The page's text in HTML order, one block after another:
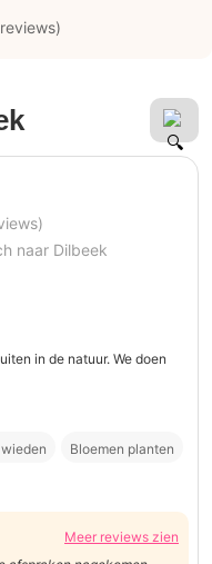
naar Dilbeek
in de natuur. We doen
Bloemen planten
Meer reviews zien